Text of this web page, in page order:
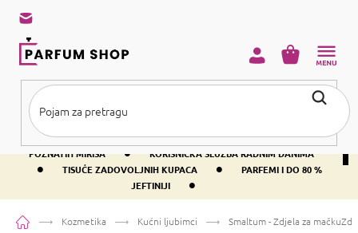
sadržaj
BESPLATNA DOSTAVA IZNAD PRIBLIŽNO 37 € •
400+ SVJETSKI
POZNATIH MIRISA
• KORISNIČKA SLUŽBA RADNIM DANIMA
• TISUĆE ZADOVOLJNIH KUPACA •
PARFEMI I DO 80 %
JEFTINIJI
•
KOŠARICA
PočetnaKozmetika Kućni ljubimci Smaltum - Zdjela za mačku